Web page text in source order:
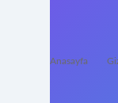
Anasayfa